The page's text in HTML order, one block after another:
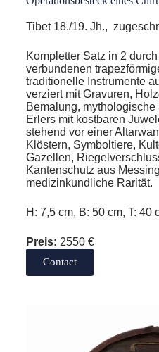
Tibet 18./19. Jh.,
Kompletter Satz in 2
verbundenen
traditionelle Instrumente
verziert mit Gravuren,
Bemalung,
Erlers mit kostbaren
stehend vor einer
Klöstern, Symboltiere,
Gazellen,
Kantenschutz aus
medizinkundliche Rarität.
H: 7,5 cm, B: 50 cm, T: 40
Preis: 2550 €
Contact